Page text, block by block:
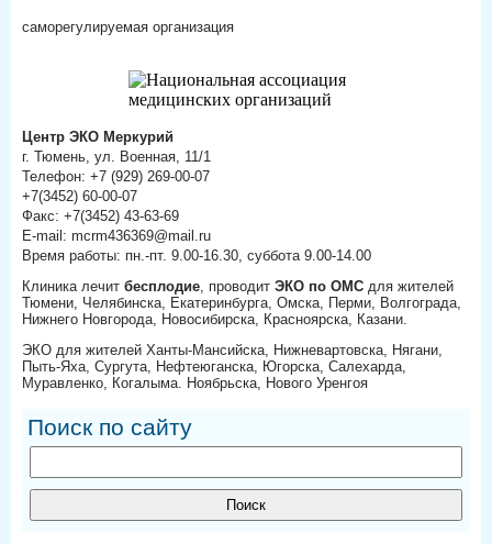
саморегулируемая организация
Центр ЭКО Меркурий
г. Тюмень, ул. Военная, 11/1
Телефон: +7 (929) 269-00-07
+7(3452) 60-00-07
Факс: +7(3452) 43-63-69
E-mail: mcrm436369@mail.ru
Время работы: пн.-пт. 9.00-16.30, суббота 9.00-14.00
Клиника лечит бесплодие, проводит ЭКО по ОМС для жителей
Тюмени, Челябинска, Екатеринбурга, Омска, Перми, Волгограда,
Нижнего Новгорода, Новосибирска, Красноярска, Казани.
ЭКО для жителей Ханты-Мансийска, Нижневартовска, Нягани,
Пыть-Яха, Сургута, Нефтеюганска, Югорска, Салехарда,
Муравленко, Когалыма. Ноябрьска, Нового Уренгоя
Поиск по сайту